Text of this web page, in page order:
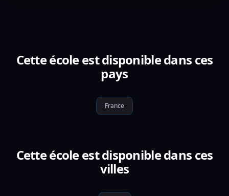
Cette école est disponible dans ces
pays
France
Cette école est disponible dans ces
villes